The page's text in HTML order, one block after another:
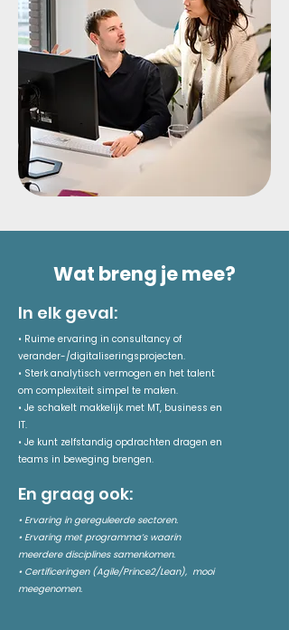
Wat breng je mee?
In elk geval:
• Ruime ervaring in consultancy of
verander-/digitaliseringsprojecten.
• Sterk analytisch vermogen en het talent
om complexiteit simpel te maken.
• Je schakelt makkelijk met MT, business en
IT.
• Je kunt zelfstandig opdrachten dragen en
teams in beweging brengen.
En graag ook:
• Ervaring in gereguleerde sectoren.
• Ervaring met programma’s waarin
meerdere disciplines samenkomen.
• Certificeringen (Agile/Prince2/Lean), mooi
meegenomen.